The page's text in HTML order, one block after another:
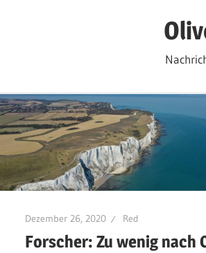
Dezember 26, 2020 Red
Forscher: Zu wenig